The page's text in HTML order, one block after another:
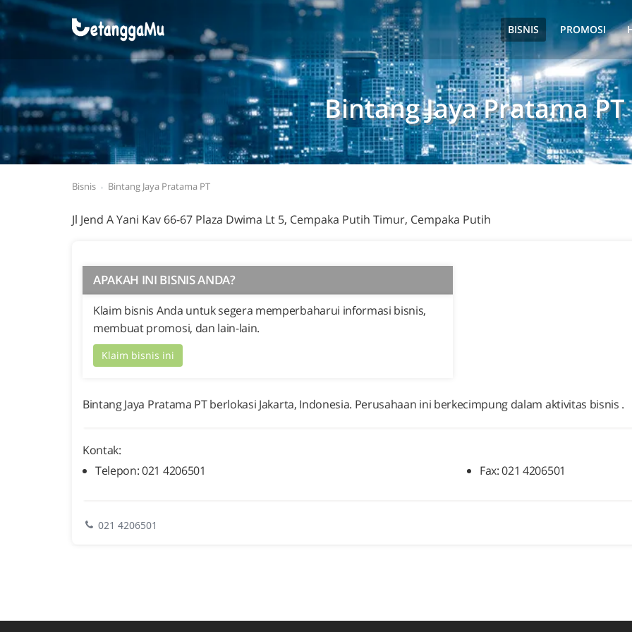
BISNIS PROMOSI
Bintang Jaya Pratama PT
Bisnis Bintang Jaya Pratama PT
Jl Jend A Yani Kav 66-67 Plaza Dwima Lt 5, Cempaka Putih Timur, Cempaka Putih
APAKAH INI BISNIS ANDA?
Klaim bisnis Anda untuk segera memperbaharui informasi bisnis,
membuat promosi, dan lain-lain.
Klaim bisnis ini
Bintang Jaya Pratama PT berlokasi Jakarta, Indonesia. Perusahaan ini berkecimpung dalam aktivitas bisnis .
Kontak:
Telepon: 021 4206501
Fax: 021 4206501
021 4206501